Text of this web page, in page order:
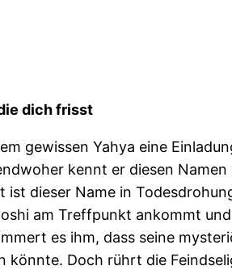
dich frisst
gewissen Yahya eine
kennt er diesen
dieser Name in
am Treffpunkt ankommt
es ihm, dass seine
könnte. Doch rührt die